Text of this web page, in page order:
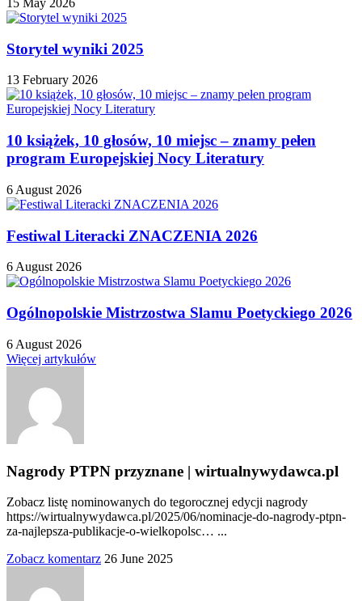
15 May 2026
Storytel wyniki 2025
13 February 2026
10 książek, 10 głosów, 10 miejsc – znamy pełen
program Europejskiej Nocy Literatury
6 August 2026
Festiwal Literacki ZNACZENIA 2026
6 August 2026
Ogólnopolskie Mistrzostwa Slamu Poetyckiego 2026
6 August 2026
Więcej artykułów
Nagrody PTPN przyznane | wirtualnywydawca.pl
Zobacz listę nominowanych do tegorocznej edycji nagrody
https://wirtualnywydawca.pl/2025/06/nominacje-do-nagrody-ptpn-
za-najlepsza-publikacje-o-wielkopolsc… ...
Zobacz komentarz 26 June 2025